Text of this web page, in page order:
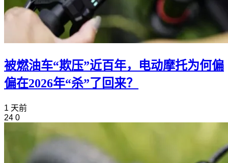
被燃油车“欺压”近百年，电动摩托为何偏
偏在2026年“杀”了回来？
1 天前
24 0